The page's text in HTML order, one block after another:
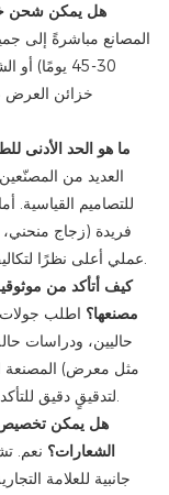
هل يمكن شحن
المصانع مباشرةً إلى
خزائن العرض
ما هو الحد
العديد من
للتصاميم القياسية.
فريدة (زجاج
عملي أعلى نظرًا لتكاليف الإعداد، مع العلم أن هذا يختلف من مصنّع لآخر.
كيف أتأكد من
مصنعها؟ اطلب جولات
حاليين، ودراسات
المصنعة
JCK لاس فيغاس) لتدقيقٍ دقيق للتأكد من مصداقيتها في هذا المجال.
هل يمكن تخصيص
الشعارات؟ نعم.